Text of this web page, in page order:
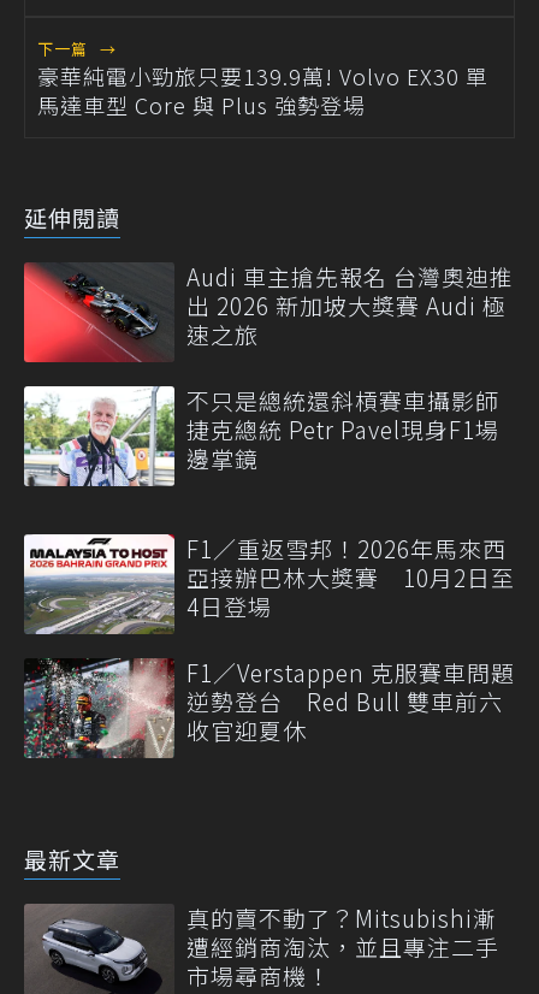
下一篇 →
豪華純電小勁旅只要139.9萬! Volvo EX30 單
馬達車型 Core 與 Plus 強勢登場
延伸閱讀
Audi 車主搶先報名 台灣奧迪推
出 2026 新加坡大獎賽 Audi 極
速之旅
不只是總統還斜槓賽車攝影師
捷克總統 Petr Pavel現身F1場
邊掌鏡
F1／重返雪邦！2026年馬來西
亞接辦巴林大獎賽 10月2日至
4日登場
F1／Verstappen 克服賽車問題
逆勢登台 Red Bull 雙車前六
收官迎夏休
最新文章
真的賣不動了？Mitsubishi漸
遭經銷商淘汰，並且專注二手
市場尋商機！